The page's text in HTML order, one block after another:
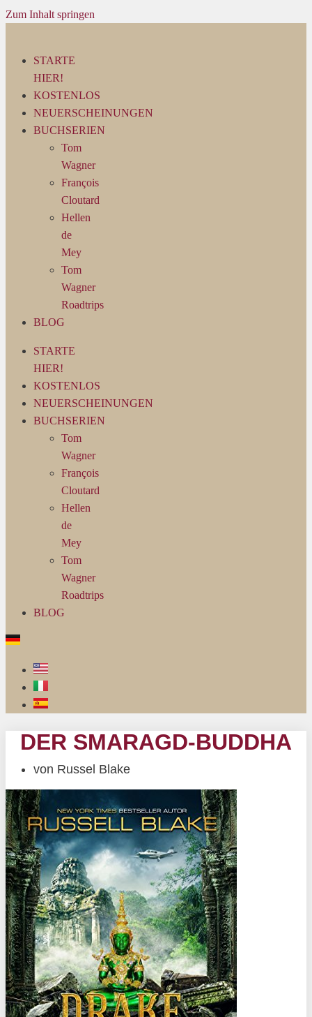
Zum Inhalt springen
STARTE
HIER!
KOSTENLOS
NEUERSCHEINUNGEN
BUCHSERIEN
Tom
Wagner
François
Cloutard
Hellen
de
Mey
Tom
Wagner
Roadtrips
BLOG
STARTE
HIER!
KOSTENLOS
NEUERSCHEINUNGEN
BUCHSERIEN
Tom
Wagner
François
Cloutard
Hellen
de
Mey
Tom
Wagner
Roadtrips
BLOG
DER SMARAGD-BUDDHA
von Russel Blake